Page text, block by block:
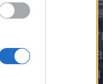
Skoda:
του νέου
από τη